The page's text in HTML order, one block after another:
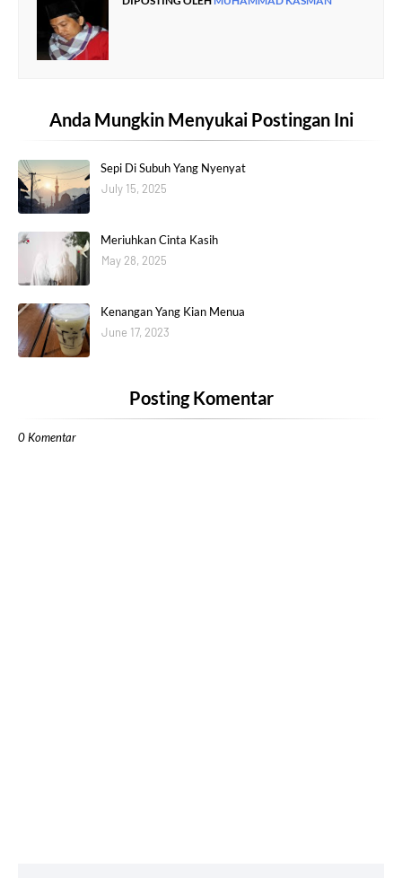
Anda Mungkin Menyukai Postingan Ini
Sepi Di Subuh Yang Nyenyat
July 15, 2025
Meriuhkan Cinta Kasih
May 28, 2025
Kenangan Yang Kian Menua
June 17, 2023
Posting Komentar
0 Komentar